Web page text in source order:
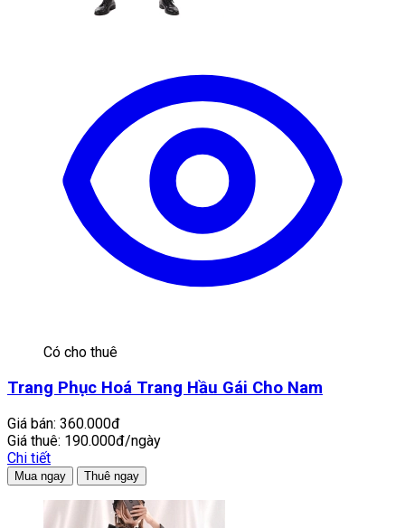
Có cho thuê
Trang Phục Hoá Trang Hầu Gái Cho Nam
Giá bán: 360.000đ
Giá thuê: 190.000đ/ngày
Chi tiết
Mua ngay Thuê ngay